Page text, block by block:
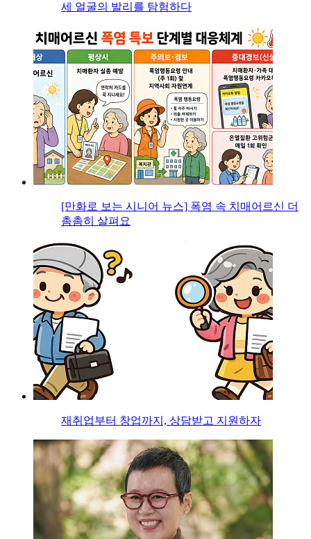
세 얼굴의 발리를 탐험하다
[만화로 보는 시니어 뉴스] 폭염 속 치매어르신 더
촘촘히 살펴요
재취업부터 창업까지, 상담받고 지원하자